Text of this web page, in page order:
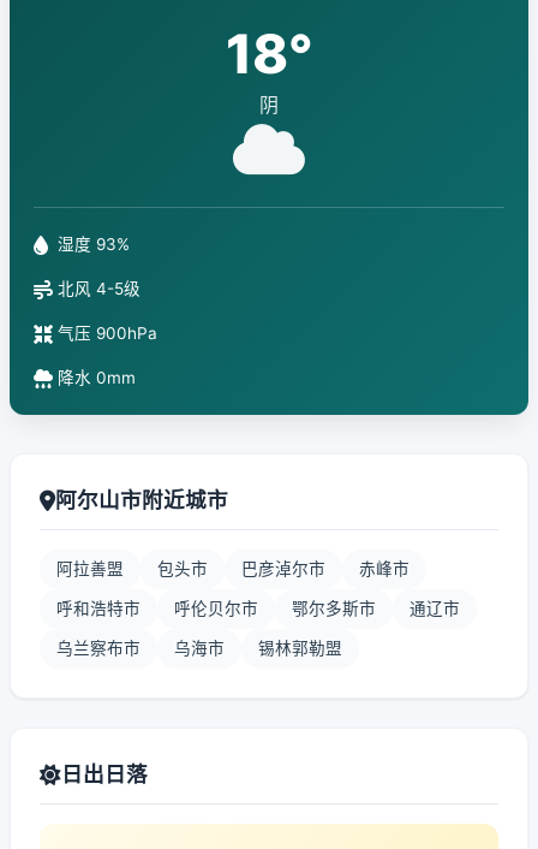
18°
阴
湿度 93%
北风 4-5级
气压 900hPa
降水 0mm
阿尔山市附近城市
阿拉善盟 包头市 巴彦淖尔市 赤峰市
呼和浩特市 呼伦贝尔市 鄂尔多斯市 通辽市
乌兰察布市 乌海市 锡林郭勒盟
日出日落